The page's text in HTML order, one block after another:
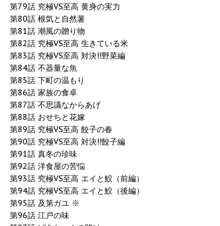
第79話 究極VS至高 黄身の実力
第80話 根気と自然薯
第81話 潮風の贈り物
第82話 究極VS至高 生きている米
第83話 究極VS至高 対決!!野菜編
第84話 不器量な魚
第85話 下町の温もり
第86話 家族の食卓
第87話 不思議なからあげ
第88話 おせちと花嫁
第89話 究極VS至高 餃子の春
第90話 究極VS至高 対決!!餃子編
第91話 真冬の珍味
第92話 洋食屋の苦悩
第93話 究極VS至高 エイと鮫（前編）
第94話 究極VS至高 エイと鮫（後編）
第95話 及第ガユ ※
第96話 江戸の味